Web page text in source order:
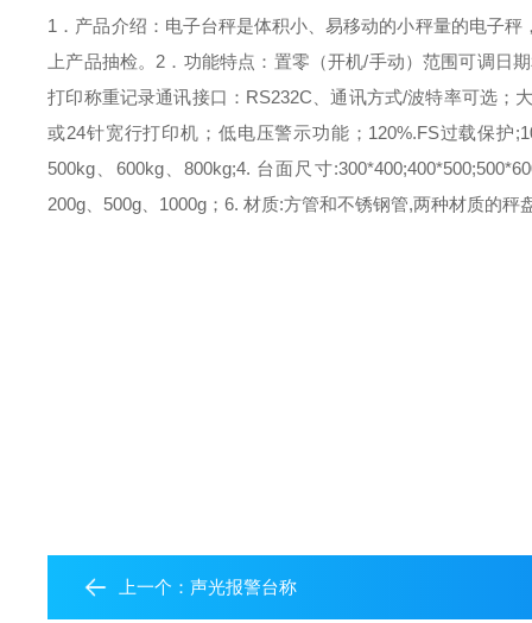
1．产品介绍： 电子台秤是体积小、易移动的小秤量的电子
上产品抽检。 2．功能特点： 置零（开机/手动）范围可调日
打印称重记录通讯接口：RS232C、通讯方式/波特率可选；
或24针宽行打印机； 低电压警示功能； 120%.FS过载保护;
500kg、600kg、800kg;4. 台面尺寸:
200g、500g、1000g；6. 材质:方管和不锈钢管,两种材质的秤
上一个：声光报警台称